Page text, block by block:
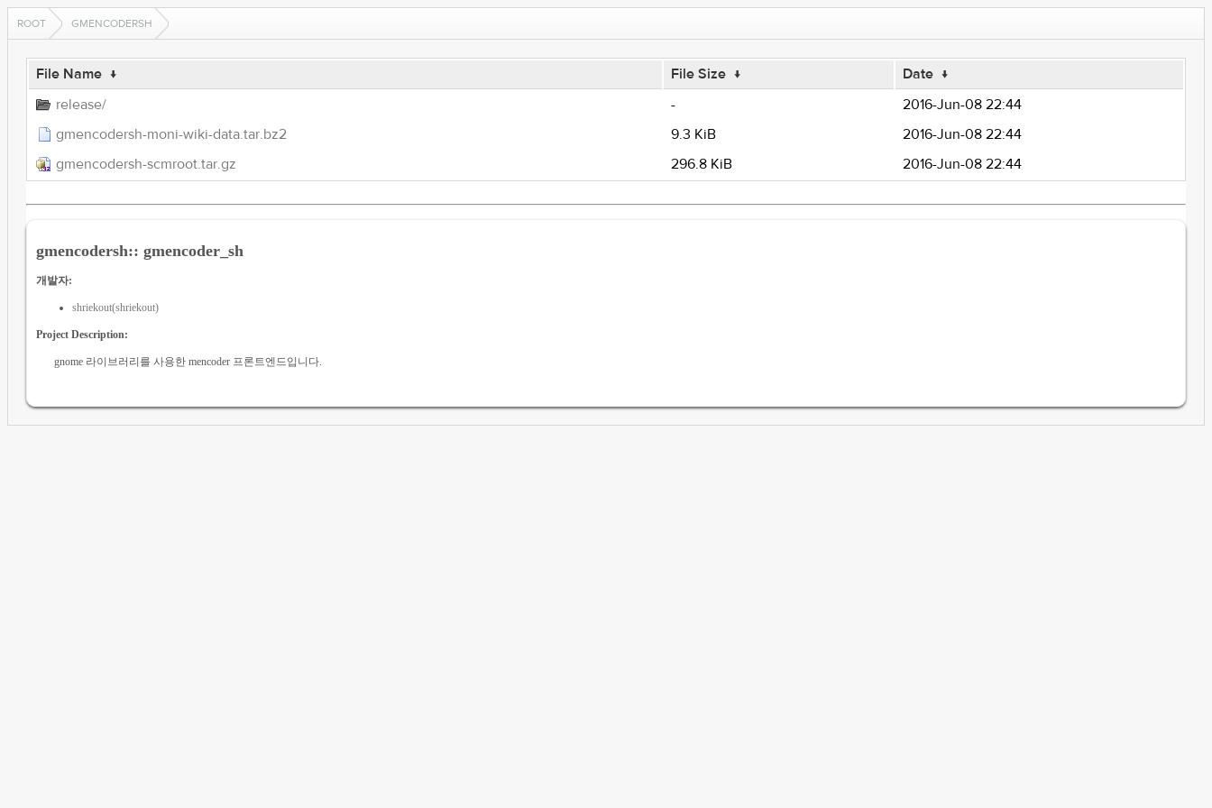
ROOT GMENCODERSH
File Name ↓ File Size ↓ Date ↓
release/
-
2016-Jun-08 22:44
gmencodersh-moni-wiki-data.tar.bz2
9.3 KiB
2016-Jun-08 22:44
gmencodersh-scmroot.tar.gz
296.8 KiB 2016-Jun-08 22:44
gmencodersh:: gmencoder_sh
개발자:
shriekout(shriekout)
Project Description:
gnome 라이브러리를 사용한 mencoder 프론트엔드입니다.